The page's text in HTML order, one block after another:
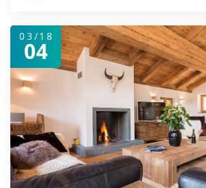
03/18
04